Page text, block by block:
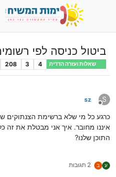
ביטול כניסה לפי
שאלות ועזרה הדדית 4
3
208
S
מנותק
sz
כרגע כל מי שלא ברשימת
איננו מחובר. איך אני מבטלת את זה
התוכן שלנו?
ע ב 2 תגובות